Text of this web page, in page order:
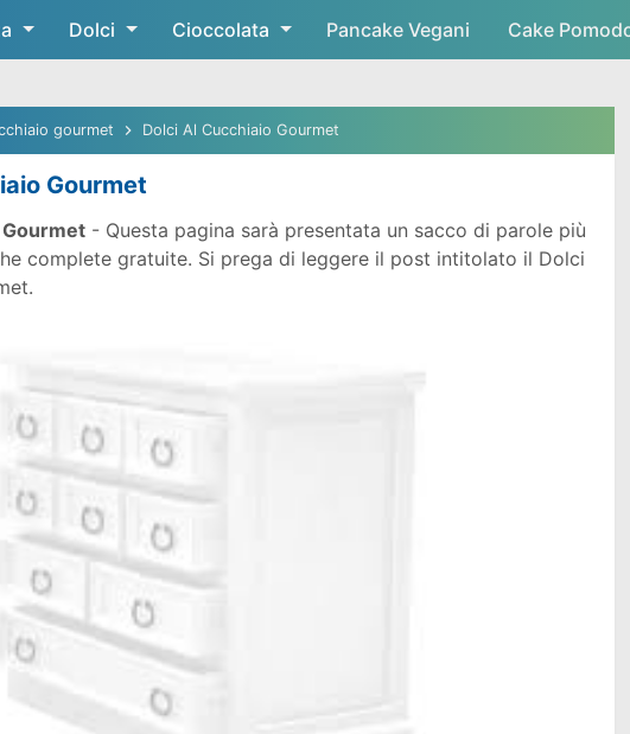
Skip to main content
Dolci Cioccolata Pancake Vegani Cake
gourmet Dolci Al Cucchiaio Gourmet
Gourmet
- Questa pagina sarà presentata un sacco di parole più
complete gratuite. Si prega di leggere il post intitolato il Dolci